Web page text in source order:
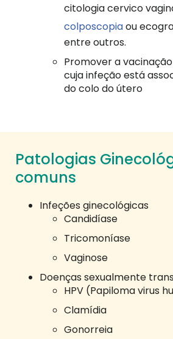
citologia cervico
colposcopiaou
entre outros.
Promover a
cuja infeção está
do colo do útero
Patologias
comuns
Infeções ginecológicas
Candidíase
Tricomoníase
Vaginose
Doenças sexualmente
HPV (Papiloma virus
Clamídia
Gonorreia